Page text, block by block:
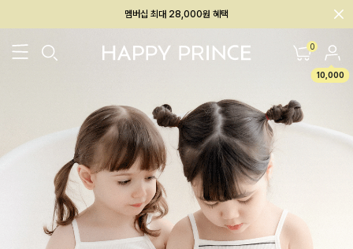
회원전용 아울렛, 가입하면 ~60% 할인!
0
10,000